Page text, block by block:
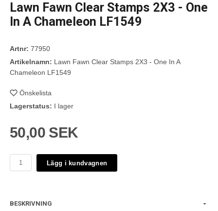
Lawn Fawn Clear Stamps 2X3 - One
In A Chameleon LF1549
Artnr: 77950
Artikelnamn: Lawn Fawn Clear Stamps 2X3 - One In A
Chameleon LF1549
Önskelista
Lagerstatus: I lager
50,00 SEK
Lägg i kundvagnen
BESKRIVNING